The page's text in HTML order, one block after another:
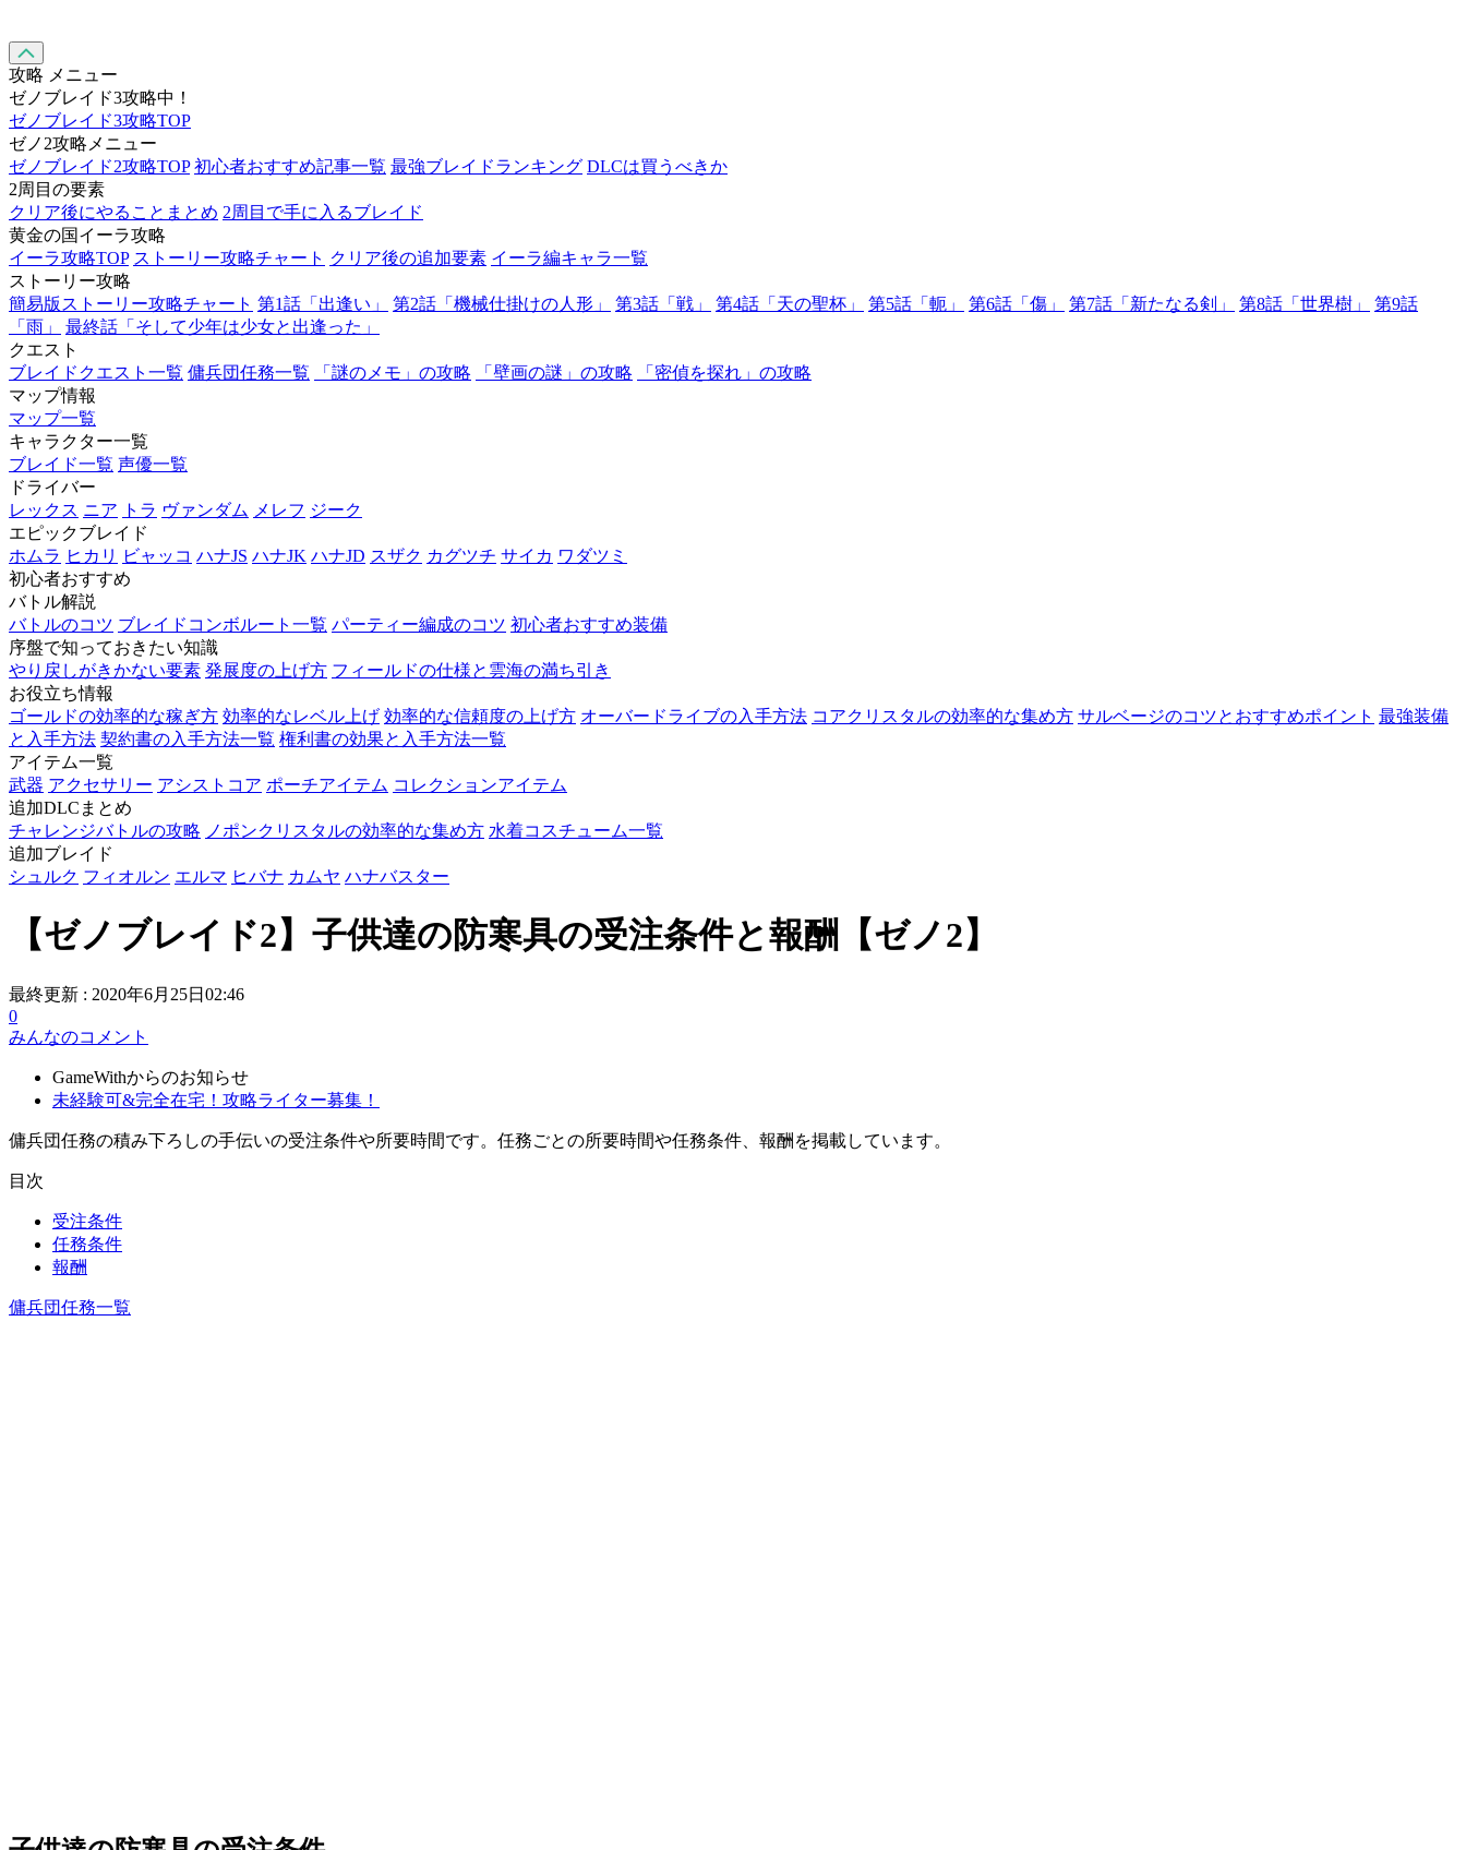
攻略 メニュー
ゼノブレイド3攻略中！
ゼノブレイド3攻略TOP
ゼノ2攻略メニュー
ゼノブレイド2攻略TOP 初心者おすすめ記事一覧 最強ブレイドランキング DLCは買うべきか
2周目の要素
クリア後にやることまとめ 2周目で手に入るブレイド
黄金の国イーラ攻略
イーラ攻略TOP ストーリー攻略チャート クリア後の追加要素 イーラ編キャラ一覧
ストーリー攻略
簡易版ストーリー攻略チャート 第1話「出逢い」 第2話「機械仕掛けの人形」 第3話「戦」 第4話「天の聖杯」 第5話「軛」 第6話「傷」 第7話「新たなる剣」 第8話「世界樹」
第9話
「雨」
最終話「そして少年は少女と出逢った」
クエスト
ブレイドクエスト一覧 傭兵団任務一覧 「謎のメモ」の攻略 「壁画の謎」の攻略
「密偵を探れ」の攻略
マップ情報
マップ一覧
キャラクター一覧
ブレイド一覧 声優一覧
ドライバー
レックス ニア トラ ヴァンダム メレフ ジーク
エピックブレイド
ホムラ ヒカリ ビャッコ ハナJS ハナJK ハナJD スザク カグツチ サイカ ワダツミ
初心者おすすめ
バトル解説
バトルのコツ ブレイドコンボルート一覧 パーティー編成のコツ 初心者おすすめ装備
序盤で知っておきたい知識
やり戻しがきかない要素 発展度の上げ方 フィールドの仕様と雲海の満ち引き
お役立ち情報
ゴールドの効率的な稼ぎ方 効率的なレベル上げ 効率的な信頼度の上げ方 オーバードライブの入手方法 コアクリスタルの効率的な集め方 サルベージのコツとおすすめポイント 最強装備
と入手方法 契約書の入手方法一覧 権利書の効果と入手方法一覧
アイテム一覧
武器 アクセサリー アシストコア ポーチアイテム コレクションアイテム
追加DLCまとめ
チャレンジバトルの攻略 ノポンクリスタルの効率的な集め方 水着コスチューム一覧
追加ブレイド
シュルク フィオルン エルマ ヒバナ カムヤ ハナバスター
【ゼノブレイド2】子供達の防寒具の受注条件と報酬【ゼノ2】
最終更新 : 2020年6月25日02:46
0
みんなのコメント
GameWithからのお知らせ
未経験可&完全在宅！攻略ライター募集！
傭兵団任務の積み下ろしの手伝いの受注条件や所要時間です。任務ごとの所要時間や任務条件、報酬を掲載しています。
目次
受注条件
任務条件
報酬
傭兵団任務一覧